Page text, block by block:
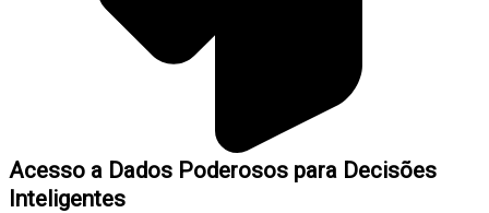
Acesso a Dados Poderosos para Decisões
Inteligentes